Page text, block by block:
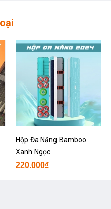
Hộp Đa Năng Bamboo
Xanh Ngọc
220.000₫